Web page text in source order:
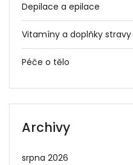
Depilace a epilace
Vitamíny a doplňky stravy
Péče o tělo
Archivy
srpna 2026